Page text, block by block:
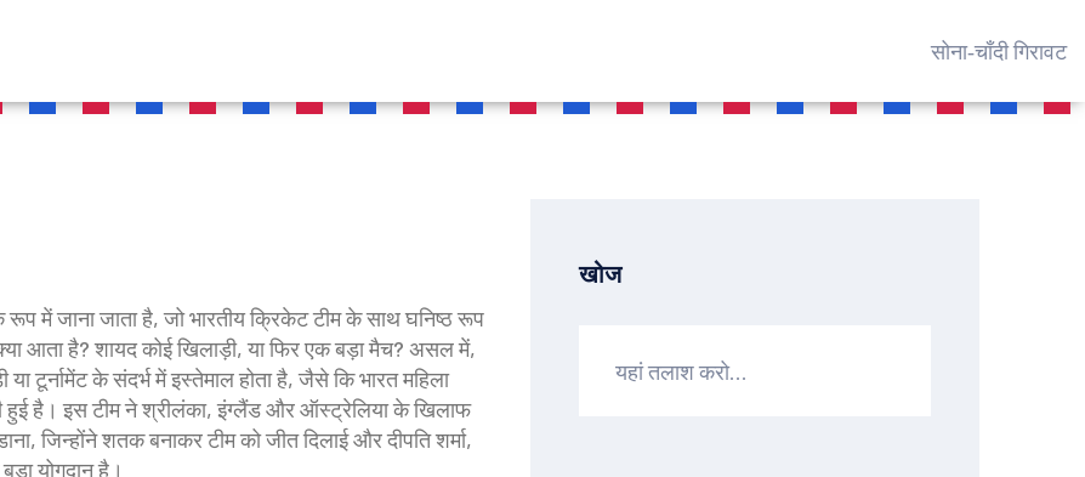
सोना‑चाँदी गिरावट
में जाना जाता है, जो भारतीय क्रिकेट टीम के साथ घनिष्ठ रूप
आता है? शायद कोई खिलाड़ी, या फिर एक बड़ा मैच? असल में,
टूर्नामेंट के संदर्भ में इस्तेमाल होता है, जैसे किभारत महिला
हुई है । इस टीम ने श्रीलंका, इंग्लैंड और ऑस्ट्रेलिया के खिलाफ
,जिन्होंने शतक बनाकर टीम को जीत दिलाईऔरदीपति शर्मा,
योगदान है।
खोज